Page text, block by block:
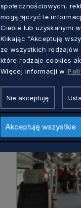
społecznościowych,
mogą łączyć te
Ciebie lub uzyskanymi
Klikając “Akceptuję
ze wszystkich rodzajów
które rodzaje cookies
Więcej informacji w
Nie akceptuję
Akceptuję wszystkie